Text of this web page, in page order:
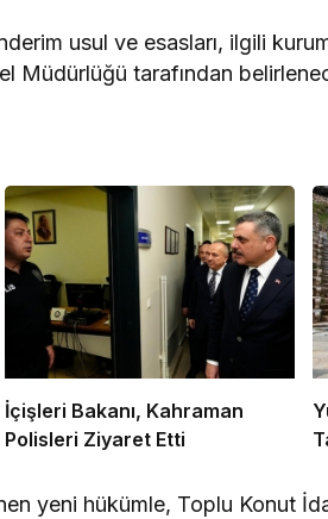
usul ve esasları, ilgili
Müdürlüğü tarafından
İçişleri Bakanı, Kahraman
Polisleri Ziyaret Etti
yeni hükümle, Toplu Konut